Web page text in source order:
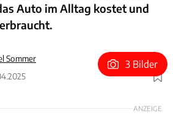
Auto im Alltag kostet und
Sommer
Foto: Achim Hartmann
3 Bilder
ANZEIGE